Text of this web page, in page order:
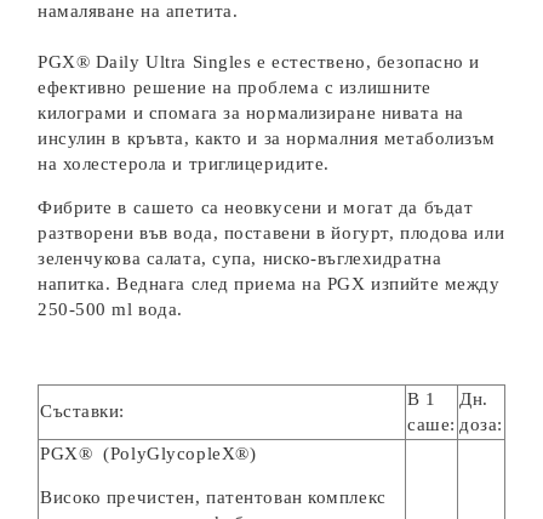
намаляване на апетита.
PGX® Daily Ultra Singles е естествено, безопасно и
ефективно решение на проблема с излишните
килограми и спомага за нормализиране нивата на
инсулин в кръвта, както и за нормалния метаболизъм
на холестерола и триглицеридите.
Фибрите в сашето са неовкусени и могат да бъдат
разтворени във вода, поставени в йогурт, плодова или
зеленчукова салата, супа, ниско-въглехидратна
напитка. Веднага след приема на PGX изпийте между
250-500 ml вода.
Съставки:
В 1
саше:
Дн.
доза:
PGX® (PolyGlycopleX®)
Високо пречистен, патентован комплекс